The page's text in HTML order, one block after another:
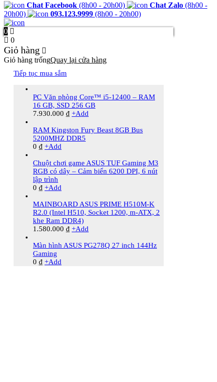
Chat Facebook (8h00 - 20h00) Chat Zalo (8h00 -
20h00)
093.123.9999 (8h00 - 20h00)
0
0
Giỏ hàng
Giỏ hàng trốngQuay lại cửa hàng
Tiếp tục mua sắm
PC Văn phòng Core™ i5-12400 – RAM
16 GB, SSD 256 GB
7.930.000 ₫ +Add
RAM Kingston Fury Beast 8GB Bus
5200MHZ DDR5
0 ₫ +Add
Chuột chơi game ASUS TUF Gaming M3
RGB có dây – Cảm biến 6200 DPI, 6 nút
lập trình
0 ₫ +Add
MAINBOARD ASUS PRIME H510M-K
R2.0 (Intel H510, Socket 1200, m-ATX, 2
khe Ram DDR4)
1.580.000 ₫ +Add
Màn hình ASUS PG278Q 27 inch 144Hz
Gaming
0 ₫ +Add